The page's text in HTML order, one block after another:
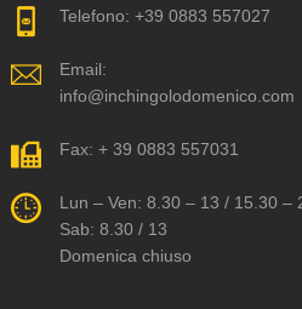
Telefono: +39 0883 557027
Email:
info@inchingolodomenico.com
Fax: + 39 0883 557031
Lun – Ven: 8.30 – 13 / 15.30 –
Sab: 8.30 / 13
Domenica chiuso